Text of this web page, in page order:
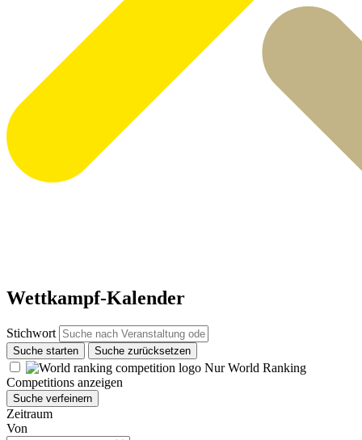
Wettkampf-Kalender
Stichwort
Suche starten Suche zurücksetzen
Nur World Ranking
Competitions anzeigen
Suche verfeinern
Zeitraum
Von